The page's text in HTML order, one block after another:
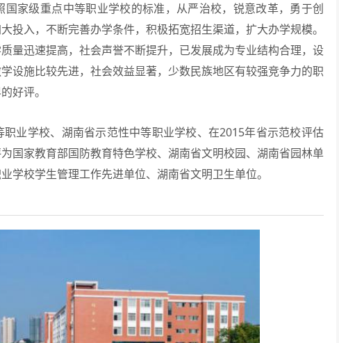
家级重点中等职业学校的标准，从严治校，锐意改革，勇于创
投入，不断完善办学条件，积极拓宽招生渠道，扩大办学规模。
量迅速提高，社会声誉不断提升，已发展成为专业结构合理，设
设施比较先进，社会效益显著，少数民族地区有较强竞争力的职
好评。
职业学校、湖南省示范性中等职业学校、在2015年省示范校评估
国家教育部国防教育特色学校、湖南省文明校园、湖南省园林单
学校学生管理工作先进单位、湖南省文明卫生单位。